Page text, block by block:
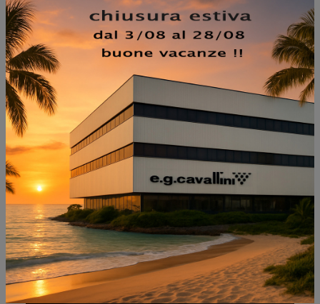
NON PERDERTI ANCHE:
SGABELLO BRANDO